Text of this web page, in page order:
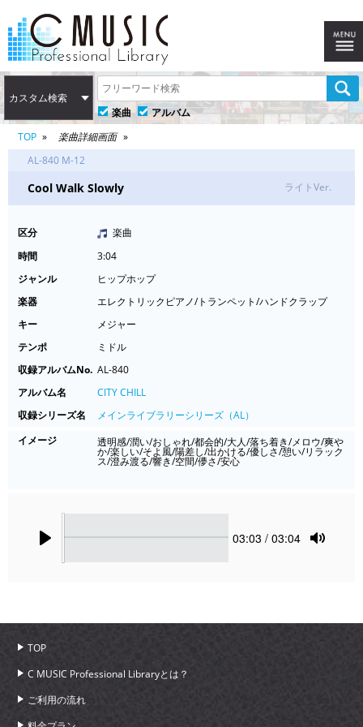
カスタム検索
楽曲
アルバム
TOP
楽曲詳細画面
AL-840 M-12
Cool Walk Slowly ライトVer.
区分
楽曲
時間
3:04
ジャンル
ヒップホップ
楽器
エレクトリックピアノ/トランペット/ハンドクラップ
キー
メジャー
テンポ
ミドル
収録アルバムNo. AL-840
アルバム名
CITY CHILL
収録シリーズ名
メインライブラリーシリーズ（AL）
イメージ
透明感/潤い/おしゃれ/都会的/大人/落ち着き/メロウ/爽や
か/楽しい/そよ風/陽差し/出かける/優しさ/憩い/リラック
ス/澄み渡る/響き/空間/儚さ/安心
Current
03:03 / 03:04
TOP
C MUSIC Professional Libraryとは？
ご利用の流れ